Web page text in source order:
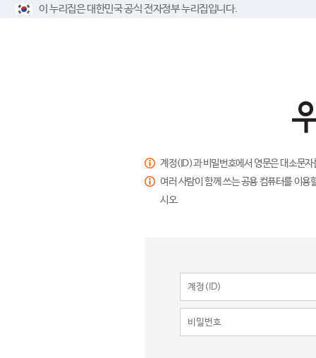
이 누리집은 대한민국 공식 전자정부 누리집입니다.
계정(ID)과 비밀번호에서 영문은 대소문
여러 사람이 함께 쓰는 공용 컴퓨터를 이
시오.